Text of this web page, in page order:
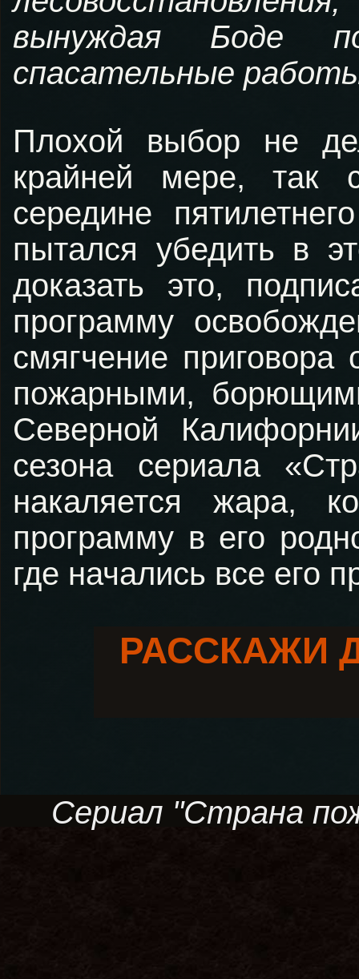
вынуждая Боде
спасательные
Плохой выбор не
крайней мере, так
середине
пытался убедить в
доказать это,
программу
смягчение
пожарными,
Северной
сезона сериала
накаляется жара,
программу в его
где начались все его
РАССКАЖИ
Сериал "Страна